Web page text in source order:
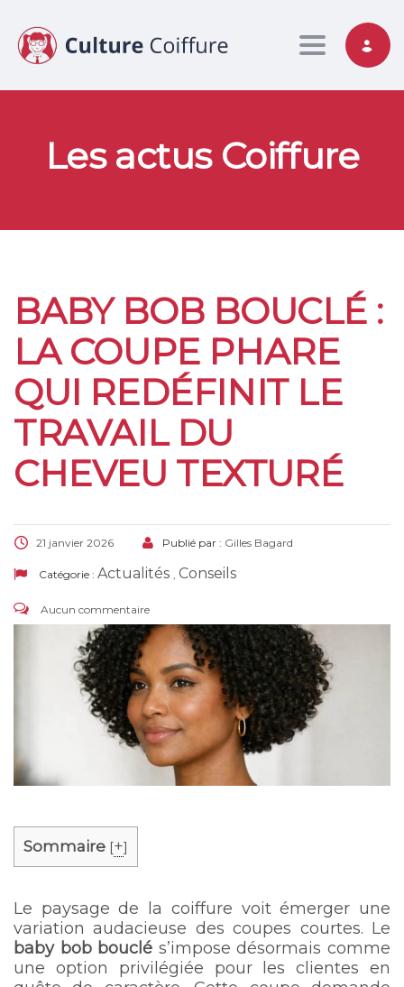
Toggle
Les actus Coiffure
BABY BOB BOUCLÉ :
LA COUPE PHARE
QUI REDÉFINIT LE
TRAVAIL DU
CHEVEU TEXTURÉ
21 janvier 2026 Publié par : Gilles Bagard
Catégorie : Actualités , Conseils
Aucun commentaire
Sommaire [+]
Le paysage de la coiffure voit émerger une
variation audacieuse des coupes courtes. Le
baby bob bouclé s’impose désormais comme
une option privilégiée pour les clientes en